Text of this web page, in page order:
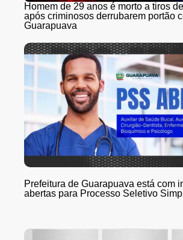
Homem de 29 anos é morto a tiros
após criminosos derrubarem portão
Guarapuava
Prefeitura de Guarapuava está com
abertas para Processo Seletivo